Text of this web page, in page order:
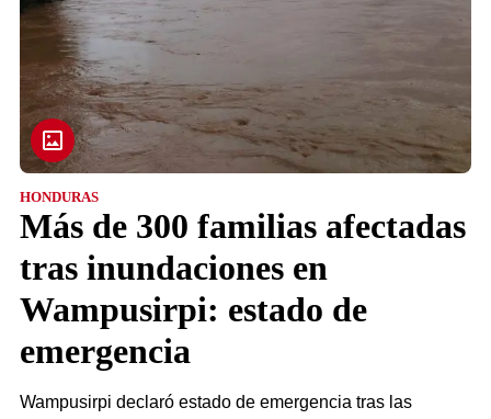
HONDURAS
Más de 300 familias afectadas
tras inundaciones en
Wampusirpi: estado de
emergencia
Wampusirpi declaró estado de emergencia tras las